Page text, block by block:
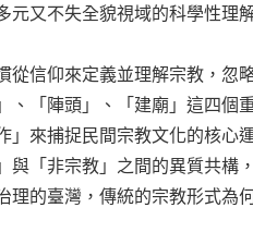
元又不失全貌視域的科學性理
從信仰來定義並理解宗教，忽
、「陣頭」、「建廟」這四個
」來捕捉民間宗教文化的核心
與「非宗教」之間的異質共構
理的臺灣，傳統的宗教形式為